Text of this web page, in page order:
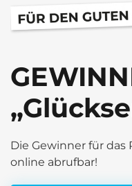
Die Gewinner für das
online abrufbar!